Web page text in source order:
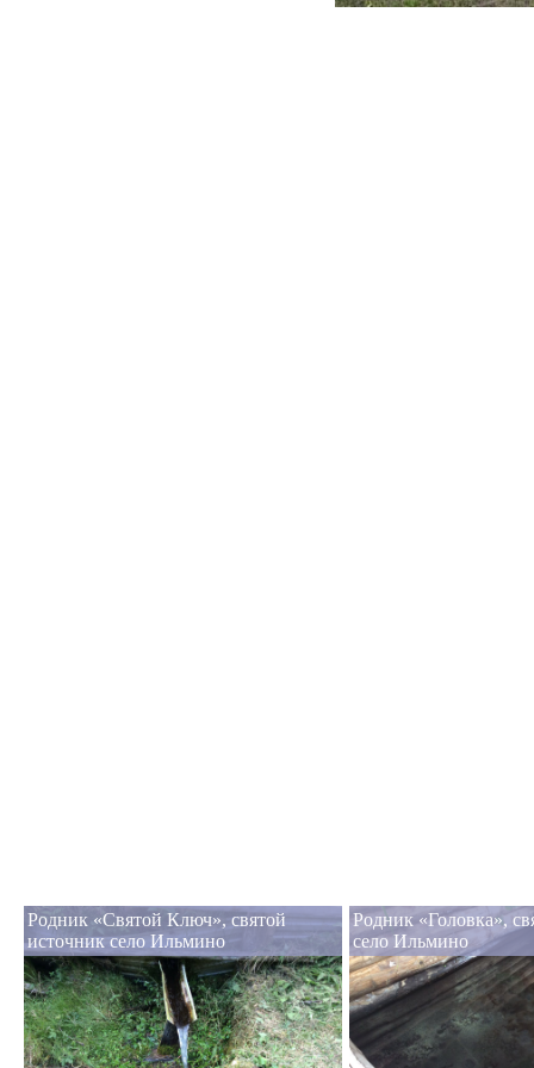
Родник «Святой Ключ», святой
источник село Ильмино
Родник «Головка»,
село Ильмино